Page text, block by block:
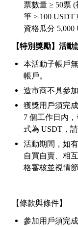
票數量 ≥ 50票
筆 ≥ 100 USDT
資格瓜分 5,000
【特別獎勵】活動
本活動子帳戶
帳戶。
造市商不具參
獲獎用戶須完成
7 個工作日內
式為 USDT，
活動期間，如
自買自賣、相
格審核並視情
【條款與條件】
參加用戶須完成